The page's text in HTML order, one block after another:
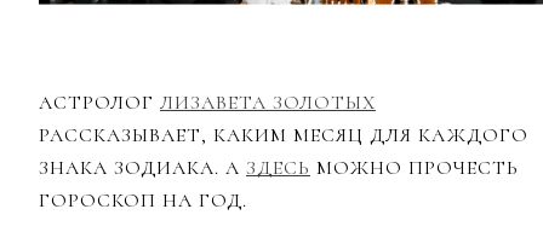
АСТРОЛОГ ЛИЗАВЕТА ЗОЛОТЫХ
РАССКАЗЫВАЕТ, КАКИМ МЕСЯЦ ДЛЯ КАЖДОГО
ЗНАКА ЗОДИАКА. А ЗДЕСЬ МОЖНО ПРОЧЕСТЬ
ГОРОСКОП НА ГОД.